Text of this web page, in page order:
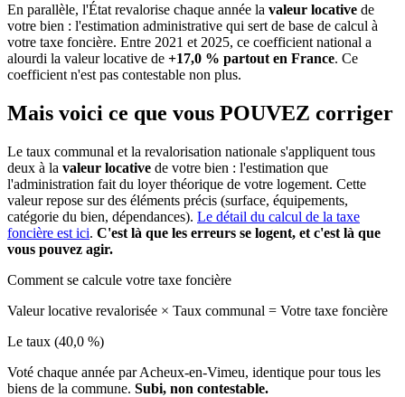
En parallèle, l'État revalorise chaque année la valeur locative de
votre bien : l'estimation administrative qui sert de base de calcul à
votre taxe foncière. Entre 2021 et 2025, ce coefficient national a
alourdi la valeur locative de +17,0 % partout en France. Ce
coefficient n'est pas contestable non plus.
Mais voici ce que vous POUVEZ corriger
Le taux communal et la revalorisation nationale s'appliquent tous
deux à la valeur locative de votre bien : l'estimation que
l'administration fait du loyer théorique de votre logement. Cette
valeur repose sur des éléments précis (surface, équipements,
catégorie du bien, dépendances). Le détail du calcul de la taxe
foncière est ici. C'est là que les erreurs se logent, et c'est là que
vous pouvez agir.
Comment se calcule votre taxe foncière
Valeur locative revalorisée × Taux communal = Votre taxe foncière
Le taux (40,0 %)
Voté chaque année par Acheux-en-Vimeu, identique pour tous les
biens de la commune. Subi, non contestable.